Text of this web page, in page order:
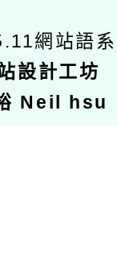
網站語
設計工坊
Neil hsu